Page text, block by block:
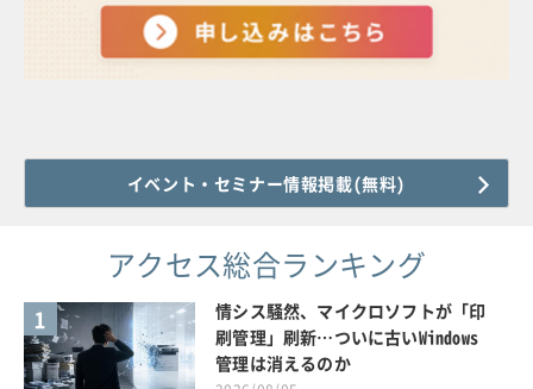
イベント・セミナー情報掲載(無料)
アクセス総合ランキング
1
情シス騒然、マイクロソフトが「印
刷管理」刷新…ついに古いWindows
管理は消えるのか